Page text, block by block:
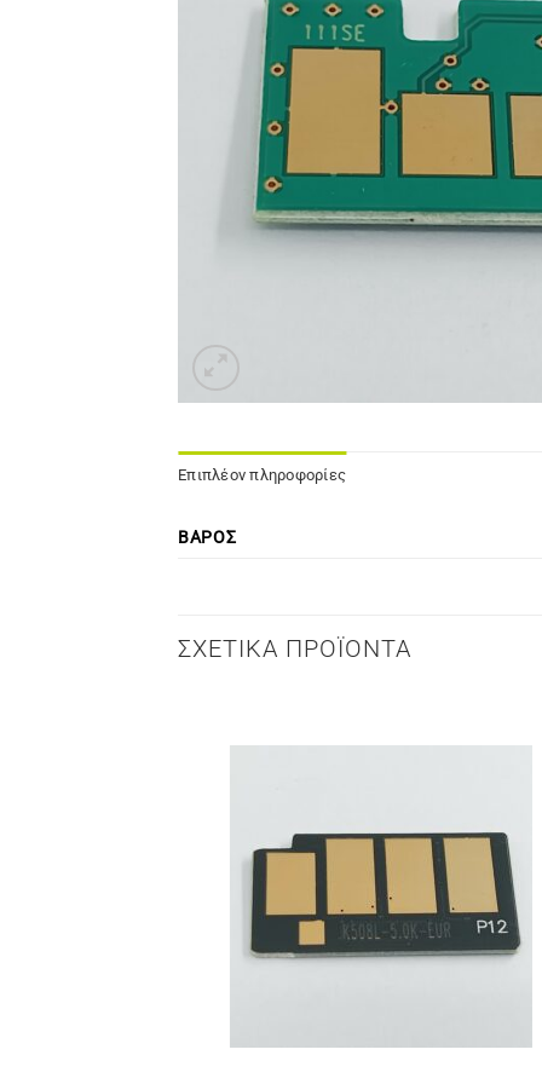
Επιπλέον πληροφορίες
ΒΆΡΟΣ
ΣΧΕΤΙΚΆ ΠΡΟΪΌΝΤΑ